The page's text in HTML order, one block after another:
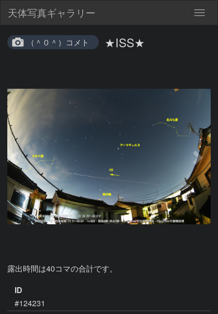
天体写真ギャラリー
（＾０＾）コメト ★ISS★
露出時間は40コマの合計です。
ID
#124231